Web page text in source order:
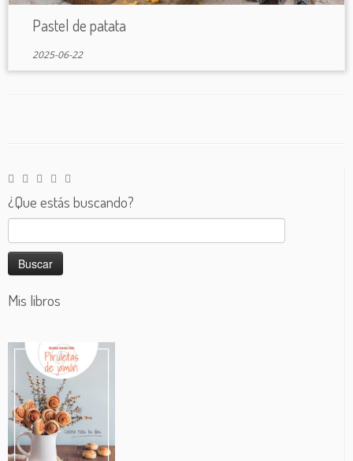
Pastel de patata
2025-06-22
¿Que estás buscando?
Buscar:
Mis libros